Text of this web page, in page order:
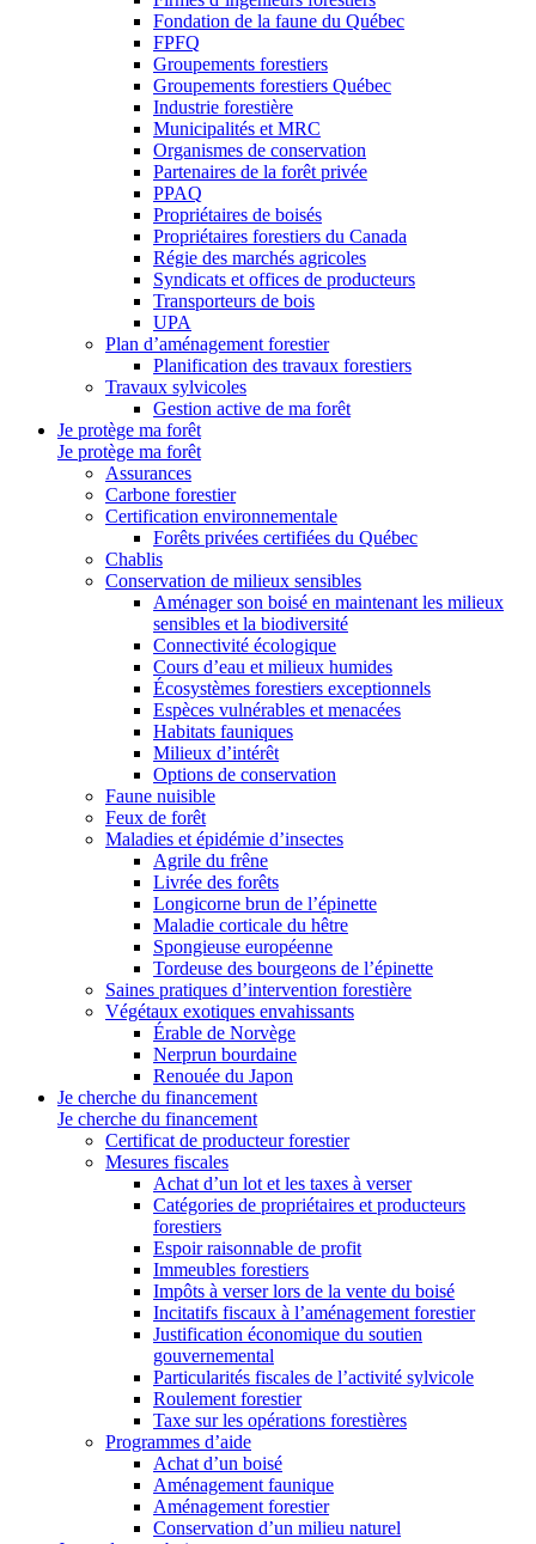
Fondation de la faune du Québec
FPFQ
Groupements forestiers
Groupements forestiers Québec
Industrie forestière
Municipalités et MRC
Organismes de conservation
Partenaires de la forêt privée
PPAQ
Propriétaires de boisés
Propriétaires forestiers du Canada
Régie des marchés agricoles
Syndicats et offices de producteurs
Transporteurs de bois
UPA
Plan d’aménagement forestier
Planification des travaux forestiers
Travaux sylvicoles
Gestion active de ma forêt
Je protège ma forêt
Je protège ma forêt
Assurances
Carbone forestier
Certification environnementale
Forêts privées certifiées du Québec
Chablis
Conservation de milieux sensibles
Aménager son boisé en maintenant les milieux
sensibles et la biodiversité
Connectivité écologique
Cours d’eau et milieux humides
Écosystèmes forestiers exceptionnels
Espèces vulnérables et menacées
Habitats fauniques
Milieux d’intérêt
Options de conservation
Faune nuisible
Feux de forêt
Maladies et épidémie d’insectes
Agrile du frêne
Livrée des forêts
Longicorne brun de l’épinette
Maladie corticale du hêtre
Spongieuse européenne
Tordeuse des bourgeons de l’épinette
Saines pratiques d’intervention forestière
Végétaux exotiques envahissants
Érable de Norvège
Nerprun bourdaine
Renouée du Japon
Je cherche du financement
Je cherche du financement
Certificat de producteur forestier
Mesures fiscales
Achat d’un lot et les taxes à verser
Catégories de propriétaires et producteurs
forestiers
Espoir raisonnable de profit
Immeubles forestiers
Impôts à verser lors de la vente du boisé
Incitatifs fiscaux à l’aménagement forestier
Justification économique du soutien
gouvernemental
Particularités fiscales de l’activité sylvicole
Roulement forestier
Taxe sur les opérations forestières
Programmes d’aide
Achat d’un boisé
Aménagement faunique
Aménagement forestier
Conservation d’un milieu naturel